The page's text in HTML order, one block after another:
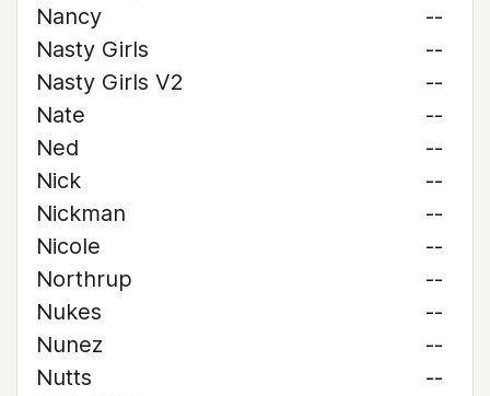
Nancy
--
Nasty Girls
--
Nasty Girls V2
--
Nate
--
Ned
--
Nick
--
Nickman
--
Nicole
--
Northrup
--
Nukes
--
Nunez
--
Nutts
--